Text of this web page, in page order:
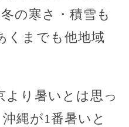
の寒さ・積雪も
くまでも他地域
より暑いとは思っ
縄が1番暑いと